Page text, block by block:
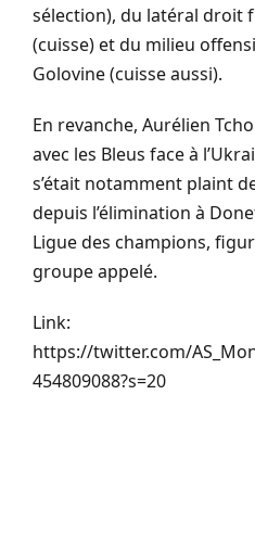
sélection), du latéral droit
(cuisse) et du milieu
Golovine (cuisse aussi).
En revanche, Aurélien
avec les Bleus face à
s’était notamment plaint
depuis l’élimination à
Ligue des champions,
groupe appelé.
Link:
https://twitter.com/
454809088?s=20